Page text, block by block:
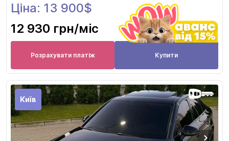
Ціна: 13 900$
12 930 грн/міс
Розрахувати платіж Купити
Київ